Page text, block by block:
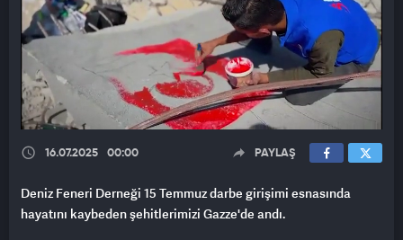
16.07.2025 00:00 PAYLAŞ
Deniz Feneri Derneği 15 Temmuz darbe girişimi esnasında
hayatını kaybeden şehitlerimizi Gazze'de andı.